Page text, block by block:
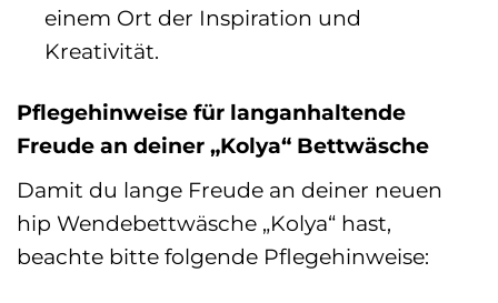
einem Ort der Inspiration und
Kreativität.
Pflegehinweise für langanhaltende
Freude an deiner „Kolya“ Bettwäsche
Damit du lange Freude an deiner neuen
hip Wendebettwäsche „Kolya“ hast,
beachte bitte folgende Pflegehinweise: